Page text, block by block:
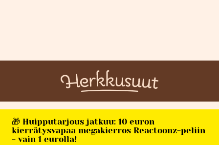
🎁 Huipputarjous jatkuu: 10 euron
kierrätysvapaa megakierros Reactoonz-peliin
- vain 1 eurolla!